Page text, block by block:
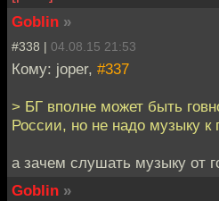
Goblin »
#338 | 04.08.15 21:53
Кому: joper, #337
> БГ вполне может быть
России, но не надо музыку к
а зачем слушать музыку от
Goblin »